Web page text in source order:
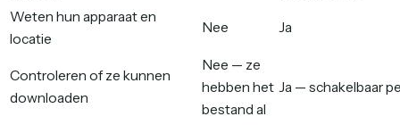
Weten hun apparaat en
locatie
Nee Ja
Controleren of ze kunnen
downloaden
Nee — ze
hebben het
bestand al
Ja — schakelbaar